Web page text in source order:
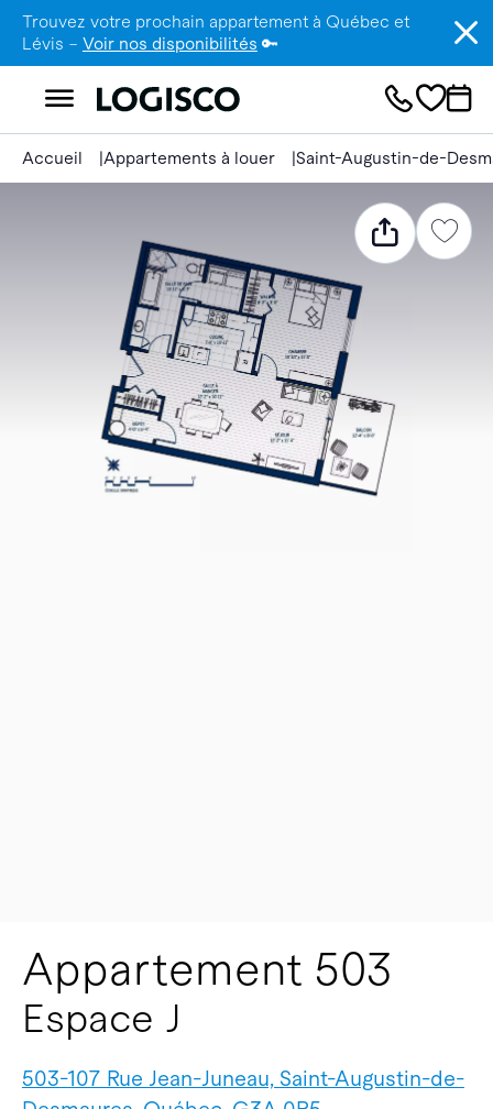
Trouvez votre prochain appartement à Québec et
Lévis – Voir nos disponibilités 🔑
Accueil Appartements à louer Saint-Augustin-de-
Appartement 503
Espace J
503-107 Rue Jean-Juneau, Saint-Augustin-de-